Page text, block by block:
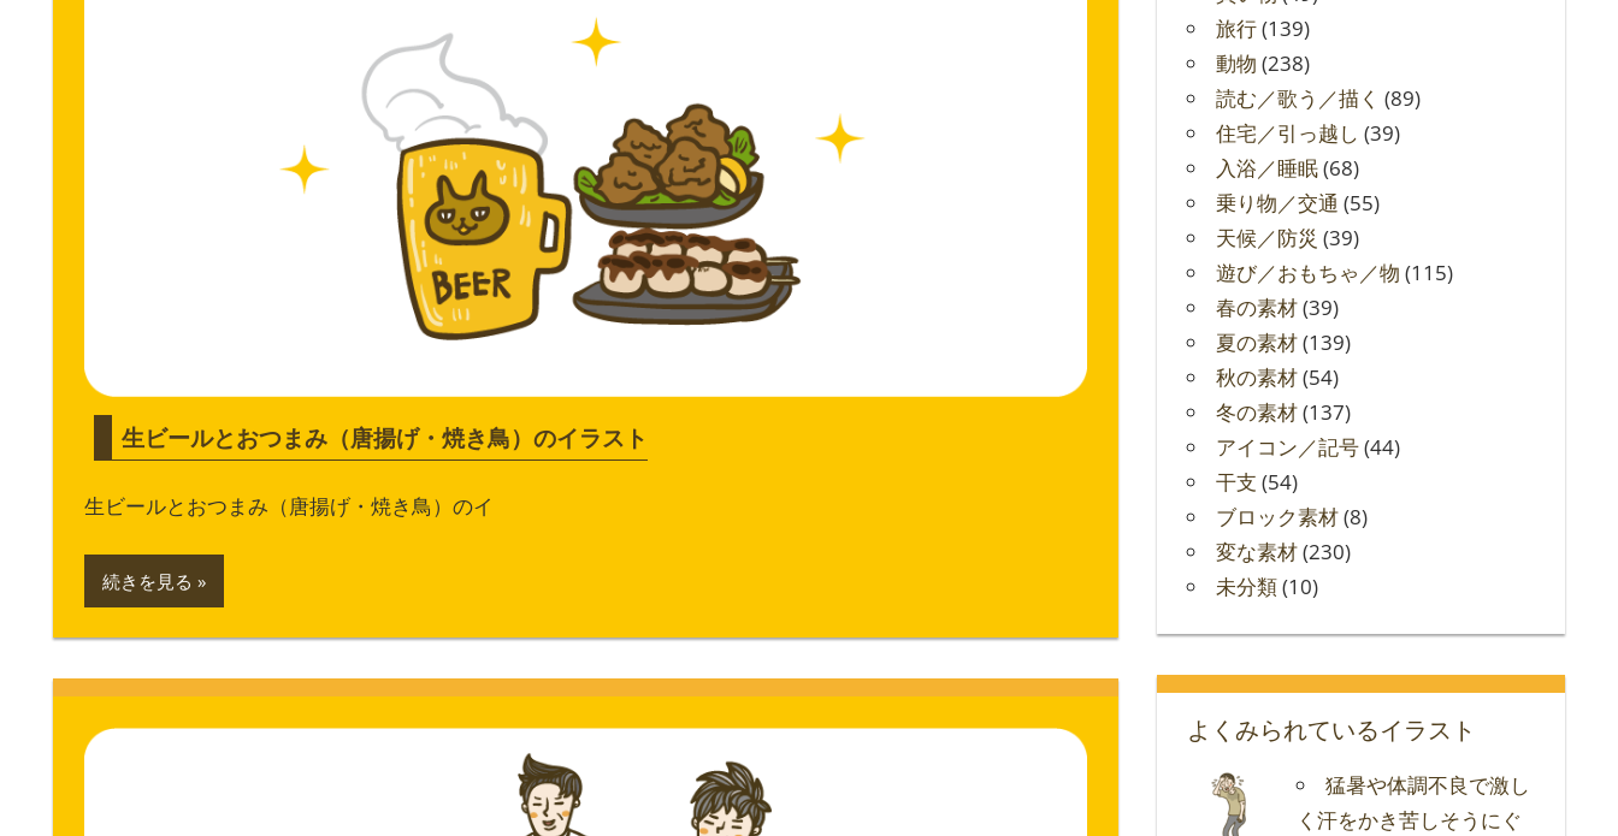
生ビールとおつまみ（唐揚げ・焼き鳥）のイラスト
生ビールとおつまみ（唐揚げ・焼き鳥）のイ
続きを見る
旅行(139)
動物 (238)
読む／歌う／描く (89)
住宅／引っ越し (39)
入浴／睡眠(68)
乗り物／交通 (55)
天候／防災 (39)
遊び／おもちゃ／物 (115)
春の素材(39)
夏の素材(139)
秋の素材(54)
冬の素材(137)
アイコン／記号(44)
干支 (54)
ブロック素材(8)
変な素材(230)
未分類(10)
よくみられているイラスト
猛暑や体調不良で激し
く汗をかき苦しそうにぐ